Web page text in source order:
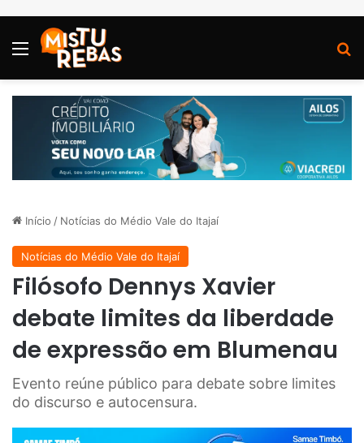
Menu
Início / Notícias do Médio Vale do Itajaí
Notícias do Médio Vale do Itajaí
Filósofo Dennys Xavier
debate limites da liberdade
de expressão em Blumenau
Evento reúne público para debate sobre limites
do discurso e autocensura.